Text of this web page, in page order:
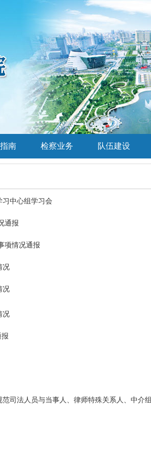
南 检察业务 队伍建设
中心组学习会
通报
项情况通报
况
况
况
司法人员与当事人、律师特殊关系人、中介组